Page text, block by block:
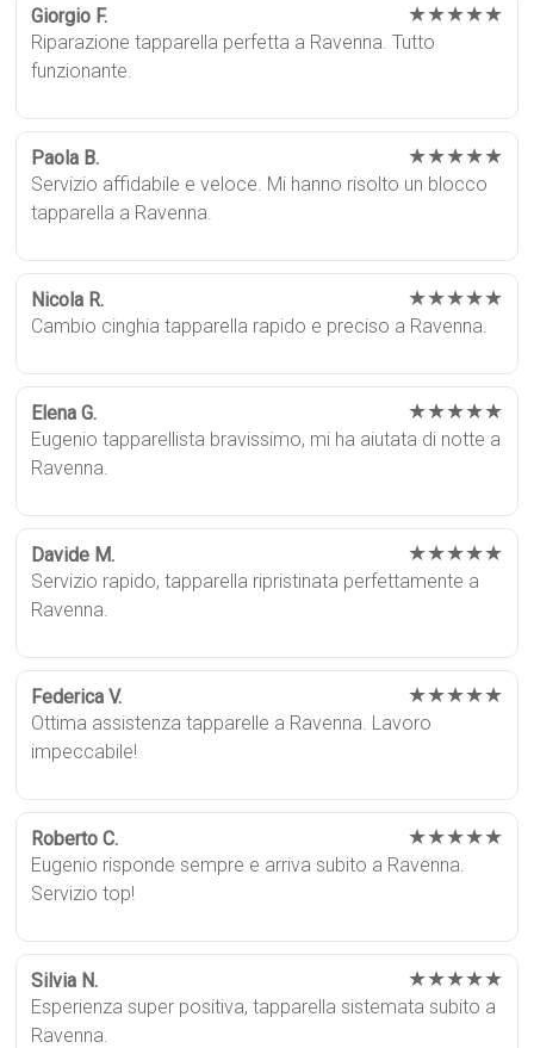
Giorgio F. ★★★★★
Riparazione tapparella perfetta a Ravenna. Tutto
funzionante.
Paola B. ★★★★★
Servizio affidabile e veloce. Mi hanno risolto un blocco
tapparella a Ravenna.
Nicola R. ★★★★★
Cambio cinghia tapparella rapido e preciso a Ravenna.
Elena G. ★★★★★
Eugenio tapparellista bravissimo, mi ha aiutata di notte a
Ravenna.
Davide M. ★★★★★
Servizio rapido, tapparella ripristinata perfettamente a
Ravenna.
Federica V. ★★★★★
Ottima assistenza tapparelle a Ravenna. Lavoro
impeccabile!
Roberto C. ★★★★★
Eugenio risponde sempre e arriva subito a Ravenna.
Servizio top!
Silvia N. ★★★★★
Esperienza super positiva, tapparella sistemata subito a
Ravenna.